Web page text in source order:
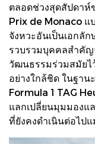
ตลอดช่วงสุดสัปดาห์
Prix de Monaco แ
จังหวะอันเป็นเอกลั
รวบรวมบุคคลสำคัญ
วัฒนธรรมร่วมสมัยไ
อย่างใกล้ชิด ในฐาน
Formula 1 TAG
แลกเปลี่ยนมุมมองแ
ที่ยังคงดำเนินต่อไป